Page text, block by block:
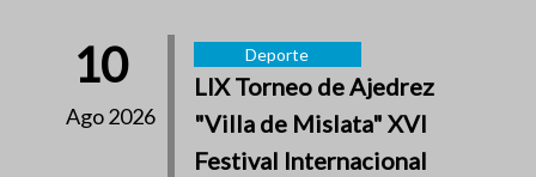
10
Ago 2026
Deporte
LIX Torneo de Ajedrez
"Villa de Mislata" XVI
Festival Internacional